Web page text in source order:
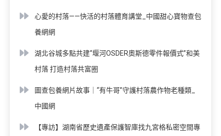
心愛的村落——快活的村落體育講堂_中國甜心寶物查包
養網網
湖北谷城多點共建“堰河OSDER奧斯德零件報價式”和美
村落 打造村落共富圈
圖查包養網片故事｜“有牛哥”守護村落農作物老種類_
中國網
【專訪】湖南省歷史遺產保護智庫找九宮格私密空間專